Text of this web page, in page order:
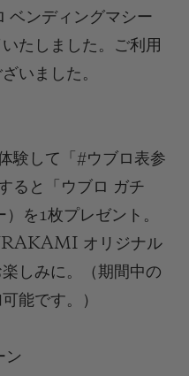
ベンディングマシー
たしました 。ご利用
いました。
験して「 #ウブロ表参
ると「 ウブロ ガチ
）を1枚プレゼント。
オリジナル
しみに 。 （期 間中の
能です。）
ン